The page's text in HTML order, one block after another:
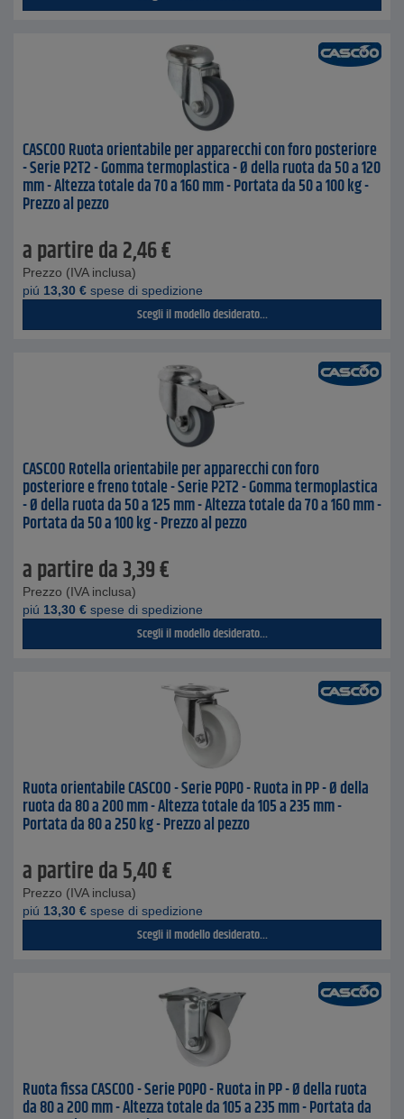
CASCOO Ruota orientabile per apparecchi con foro posteriore
- Serie P2T2 - Gomma termoplastica - Ø della ruota da 50 a 120
mm - Altezza totale da 70 a 160 mm - Portata da 50 a 100 kg -
Prezzo al pezzo
a partire da2,46€
Prezzo (IVA inclusa)
piú 13,30 € spese di spedizione
Scegli il modello desiderato...
CASCOO Rotella orientabile per apparecchi con foro
posteriore e freno totale - Serie P2T2 - Gomma termoplastica
- Ø della ruota da 50 a 125 mm - Altezza totale da 70 a 160 mm -
Portata da 50 a 100 kg - Prezzo al pezzo
a partire da3,39€
Prezzo (IVA inclusa)
piú 13,30 € spese di spedizione
Scegli il modello desiderato...
Ruota orientabile CASCOO - Serie P0P0 - Ruota in PP - Ø della
ruota da 80 a 200 mm - Altezza totale da 105 a 235 mm -
Portata da 80 a 250 kg - Prezzo al pezzo
a partire da5,40€
Prezzo (IVA inclusa)
piú 13,30 € spese di spedizione
Scegli il modello desiderato...
Ruota fissa CASCOO - Serie P0P0 - Ruota in PP - Ø della ruota
da 80 a 200 mm - Altezza totale da 105 a 235 mm - Portata da